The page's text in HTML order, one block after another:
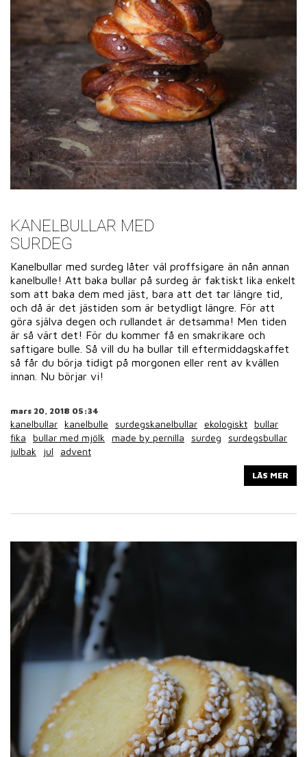
KANELBULLAR MED
SURDEG
Kanelbullar med surdeg låter väl proffsigare än nån annan
kanelbulle! Att baka bullar på surdeg är faktiskt lika enkelt
som att baka dem med jäst, bara att det tar längre tid,
och då är det jästiden som är betydligt längre. För att
göra själva degen och rullandet är detsamma! Men tiden
är så värt det! För du kommer få en smakrikare och
saftigare bulle. Så vill du ha bullar till eftermiddagskaffet
så får du börja tidigt på morgonen eller rent av kvällen
innan. Nu börjar vi!
mars 20, 2018 05:34
kanelbullar kanelbulle surdegskanelbullar ekologiskt bullar
fika
bullar med mjölk made by pernilla surdeg
surdegsbullar
julbak
jul advent
LÄS MER